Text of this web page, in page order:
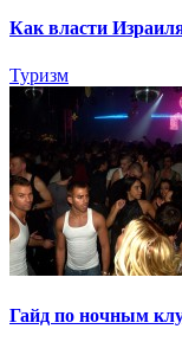
Как власти
Туризм
Гайд по ночным